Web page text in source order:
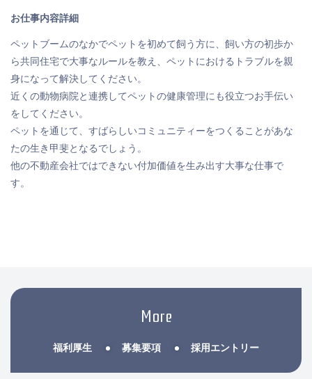
お仕事内容詳細
ペットブームのなかでペットを初めて飼う方に、飼い方の初歩か
ら共同住宅で大事なルールを教え、ペットにおけるトラブルを親
身になって解決してください。
近くの動物病院と連携してペットの健康管理にも役立つお手伝い
をしてください。
ペットを通じて、すばらしいコミュニティーをつくることがあな
たの生き甲斐となるでしょう。
他の不動産会社ではできない付加価値を生み出す大事な仕事で
す。
More
福利厚生 募集要項 採用エントリー